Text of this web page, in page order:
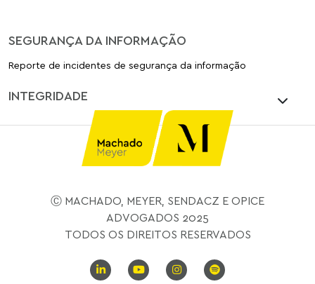
SEGURANÇA DA INFORMAÇÃO
Reporte de incidentes de segurança da informação
INTEGRIDADE
Ⓒ MACHADO, MEYER, SENDACZ E OPICE
ADVOGADOS 2025
TODOS OS DIREITOS RESERVADOS